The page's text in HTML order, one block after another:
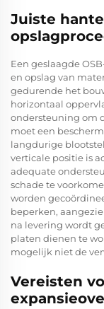
Juiste
Een geslaagde
en opslag van
gedurende het
horizontaal
ondersteuning om
moet een
langdurige
verticale positie is
adequate
schade te
worden
beperken,
na levering wordt
platen dienen te
mogelijk niet de
Vereisten